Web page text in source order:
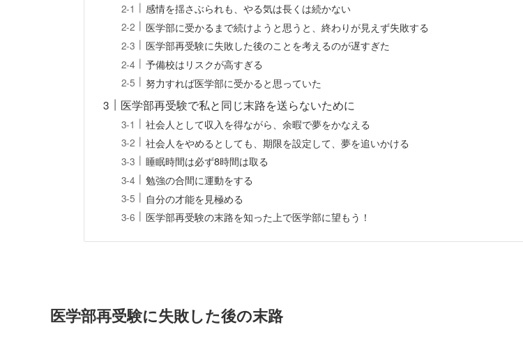
感情を揺さぶられも、やる気は長くは続かない
医学部に受かるまで続けようと思うと、終わりが見えず失敗する
医学部再受験に失敗した後のことを考えるのが遅すぎた
予備校はリスクが高すぎる
努力すれば医学部に受かると思っていた
医学部再受験で私と同じ末路を送らないために
社会人として収入を得ながら、余暇で夢をかなえる
社会人をやめるとしても、期限を設定して、夢を追いかける
睡眠時間は必ず8時間は取る
勉強の合間に運動をする
自分の才能を見極める
医学部再受験の末路を知った上で医学部に望もう！
医学部再受験に失敗した後の末路